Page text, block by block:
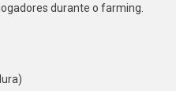
durante o farming.